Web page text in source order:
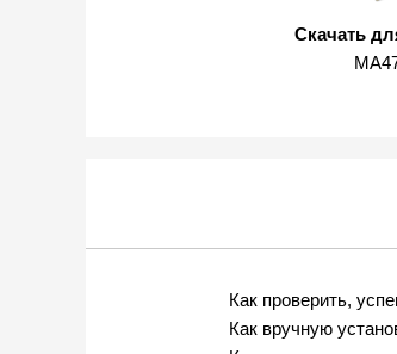
Скачать
Как проверить,
Как вручную